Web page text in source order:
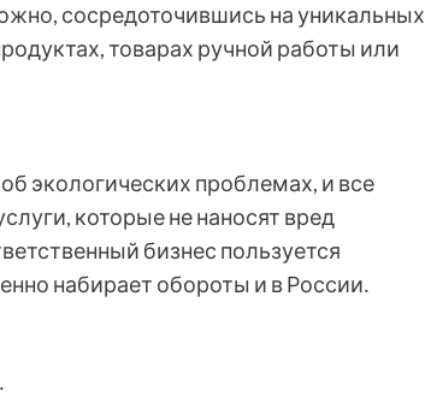
сосредоточившись на уникальных
товарах ручной работы или
экологических проблемах, и все
которые не наносят вред
бизнес пользуется
набирает обороты и в России․